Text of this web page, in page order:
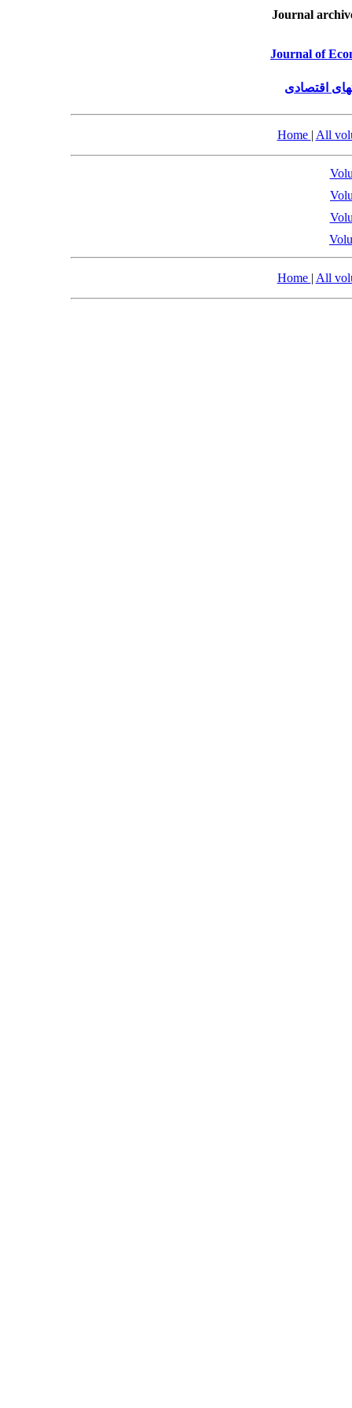
Journal
Journal of
اقتصادی
Home | All
Home | All